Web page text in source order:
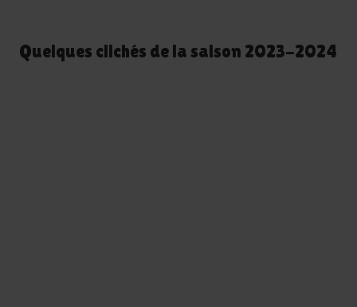
Quelques clichés de la saison 2023-2024